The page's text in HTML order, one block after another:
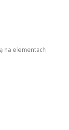
na elementach